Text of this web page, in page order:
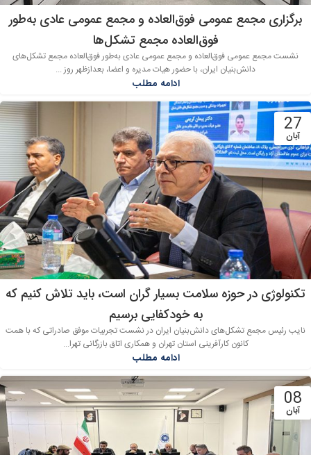
برگزاری مجمع عمومی فوق‌العاده و مجمع عمومی عادی به‌طور
فوق‌العاده مجمع تشکل‌ها
نشست مجمع عمومی فوق‌العاده و مجمع عمومی عادی به‌طور فوق‌العاده مجمع تشکل‌های
دانش‌بنیان ایران، با حضور هیات مدیره و اعضا، بعدازظهر روز ...
ادامه مطلب
27
آبان
تکنولوژی در حوزه سلامت بسیار گران است، باید تلاش کنیم که
به خودکفایی برسیم
نایب رئیس مجمع تشکل‌های دانش‌بنیان ایران در نشست تجربیات موفق صادراتی که با همت
کانون کارآفرینی استان تهران و همکاری اتاق بازرگانی تهرا...
ادامه مطلب
08
آبان